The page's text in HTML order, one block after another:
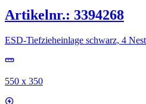
Artikelnr.: 3394268
ESD-Tiefzieheinlage schwarz, 4
550 x 350